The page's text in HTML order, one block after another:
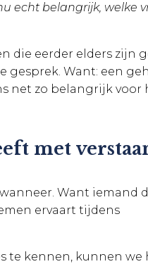
echt belangrijk, welke
die eerder elders zijn
gesprek. Want: een
net zo belangrijk voor
met
Want iemand
ervaart tijdens
te kennen, kunnen we